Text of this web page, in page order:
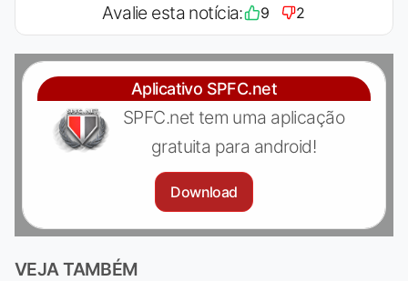
Avalie esta notícia: 9 2
Aplicativo SPFC.net
SPFC.net tem uma aplicação
gratuita para android!
Download
VEJA TAMBÉM